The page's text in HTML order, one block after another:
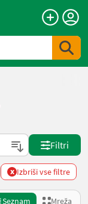
Filtri
x Izbriši vse filtre
Seznam Mreža